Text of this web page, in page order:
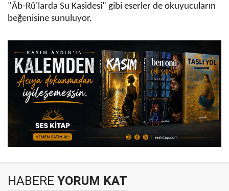
"Âb-Rû'larda Su Kasidesi" gibi eserler de okuyucuların
beğenisine sunuluyor.
HABERE YORUM KAT